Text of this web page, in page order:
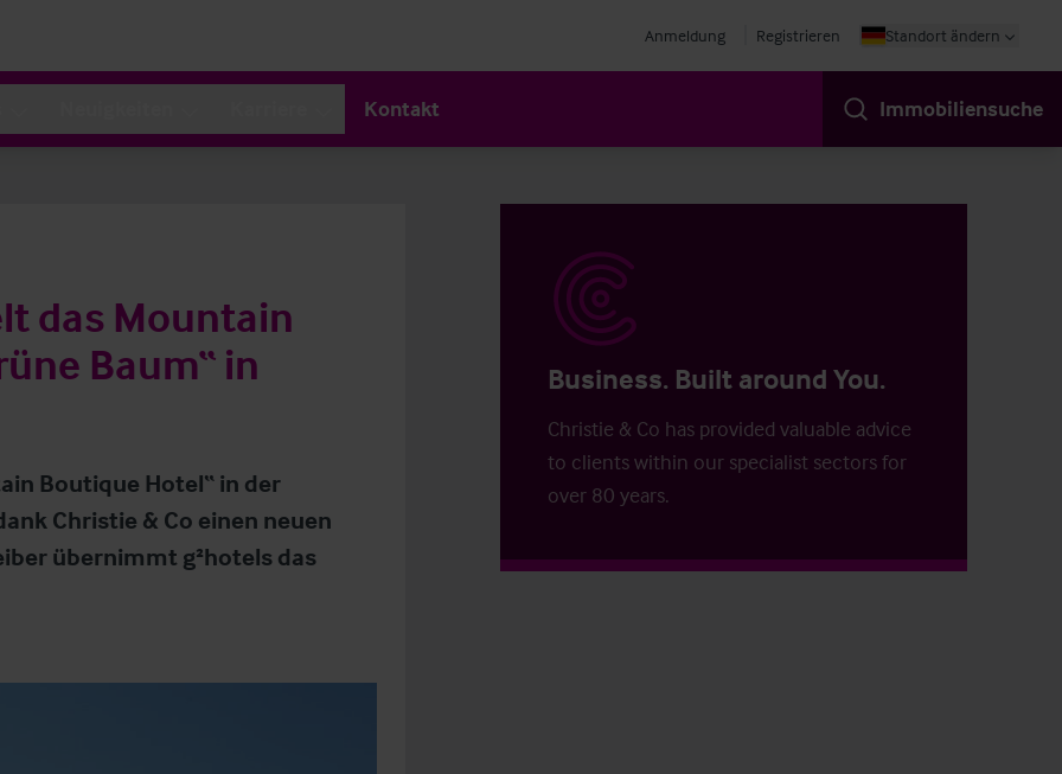
Anmeldung Registrieren Standort ändern
Kontakt Immobiliensuche
das Mountain
Baum“ in
Boutique Hotel“ in der
Christie & Co einen neuen
übernimmt g²hotels das
Business. Built around You.
Christie & Co has provided valuable advice
to clients within our specialist sectors for
over 80 years.